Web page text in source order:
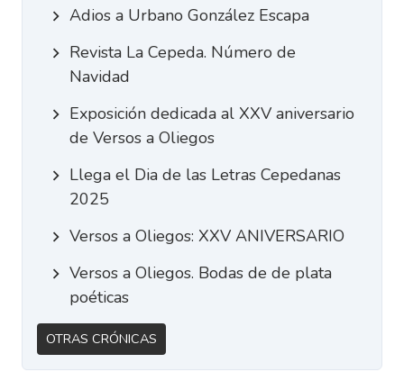
Adios a Urbano González Escapa
Revista La Cepeda. Número de
Navidad
Exposición dedicada al XXV aniversario
de Versos a Oliegos
Llega el Dia de las Letras Cepedanas
2025
Versos a Oliegos: XXV ANIVERSARIO
Versos a Oliegos. Bodas de de plata
poéticas
Otras Crónicas